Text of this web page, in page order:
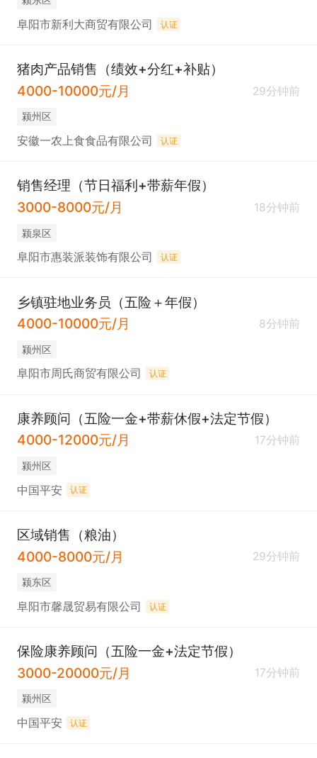
业传承
阜阳市新利大商贸有限公司 认证
猪肉产品销售（绩效+分红+补贴）
4000-10000元/月
29分钟前
颍州区
安徽一农上食食品有限公司 认证
销售经理（节日福利+带薪年假）
3000-8000元/月
18分钟前
颍泉区
阜阳市惠装派装饰有限公司 认证
乡镇驻地业务员（五险＋年假）
4000-10000元/月
8分钟前
颍州区
阜阳市周氏商贸有限公司 认证
康养顾问（五险一金+带薪休假+法定节假）
4000-12000元/月
17分钟前
颍州区
中国平安 认证
区域销售（粮油）
4000-8000元/月
29分钟前
颍东区
阜阳市馨晟贸易有限公司 认证
保险康养顾问（五险一金+法定节假）
3000-20000元/月
17分钟前
颍州区
中国平安 认证